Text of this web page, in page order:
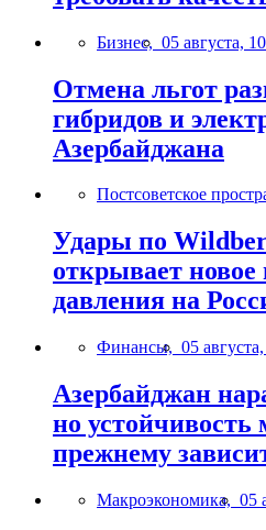
Бизнес, 05 августа,
Отмена льгот
гибридов и
Азербайджана
Постсоветское
Удары по
открывает новое
давления на
Финансы, 05
Азербайджан
но устойчивость
прежнему
Макроэкономика, 05